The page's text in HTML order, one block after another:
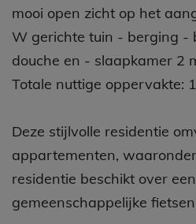
mooi open zicht op het
W gerichte tuin - berging -
douche en - slaapkamer 2
Totale nuttige oppervakte:
Deze stijlvolle residentie
appartementen,
residentie beschikt over
gemeenschappelijke